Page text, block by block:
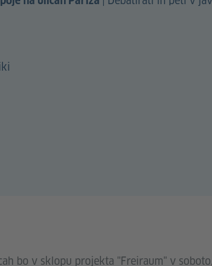
bo v sklopu projekta "Freiraum" v